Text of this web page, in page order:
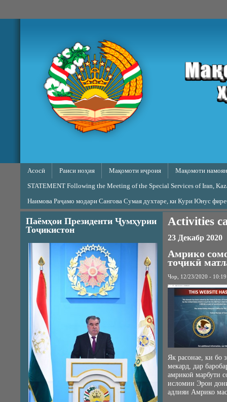
Main menu
Асосӣ Раиси ноҳия Мақомоти иҷроия
Мақомоти
STATEMENT Following the Meeting of the Special Services of Iran,
Наимова Раҷамо модари Сангова Сумая духтаре, ки Кури Юнус
Паёмҳои Президенти Ҷумҳурии
Тоҷикистон
Activities
23 Декабр 2020
Амрико
тоҷикӣ
Чор, 12/23/2020 - 10:19
Як расонае, ки бо
мекард, дар
амрикоӣ марбути
исломии Эрон
адлияи Амрико